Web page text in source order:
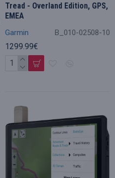
Garmin B_010-02508-10
Tread - Overland Edition, GPS,
EMEA
1299.99€